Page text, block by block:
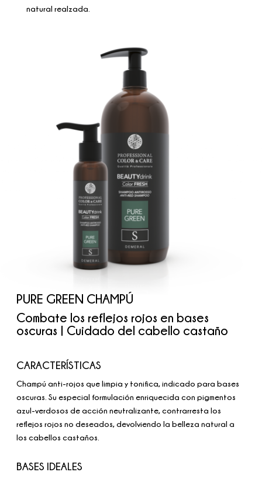
natural realzada.
PURE GREEN CHAMPÚ
Combate los reflejos rojos en bases
oscuras | Cuidado del cabello castaño
CARACTERÍSTICAS
Champú anti-rojos que limpia y tonifica, indicado para bases
oscuras. Su especial formulación enriquecida con pigmentos
azul-verdosos de acción neutralizante, contrarresta los
reflejos rojos no deseados, devolviendo la belleza natural a
los cabellos castaños.
BASES IDEALES